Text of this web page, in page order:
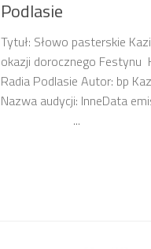
Podlasie
Tytuł: Słowo pasterskie
okazji dorocznego Festynu
Radia Podlasie Autor: bp
Nazwa audycji: InneData
...